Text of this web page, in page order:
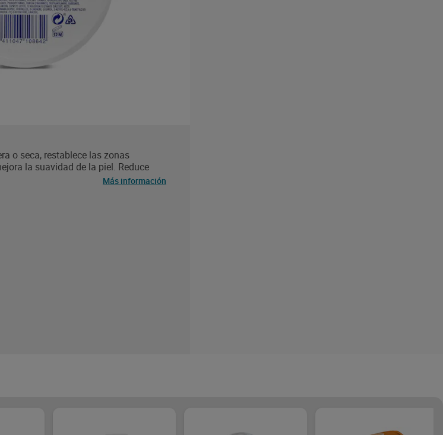
o seca, restablece las zonas
la suavidad de la piel. Reduce
Más información